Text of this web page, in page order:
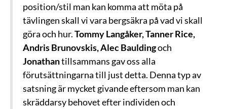
position/stil man kan komma att möta på
tävlingen skall vi vara bergsäkra på vad vi skall
göra och hur.Tommy Langåker, Tanner Rice,
Andris Brunovskis, Alec Bauldingoch
Jonathantillsammans gav oss alla
förutsättningarna till just detta. Denna typ av
satsning är mycket givande eftersom man kan
skräddarsy behovet efter individen och